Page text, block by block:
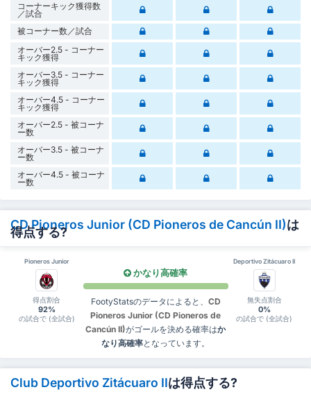
コーナーキック獲得数
／試合
被コーナー数／試合
オーバー2.5 - コーナー
キック獲得
オーバー3.5 - コーナー
キック獲得
オーバー4.5 - コーナー
キック獲得
オーバー2.5 - 被コーナ
ー数
オーバー3.5 - 被コーナ
ー数
オーバー4.5 - 被コーナ
ー数
CD Pioneros Junior (CD Pioneros de Cancún II)は
得点する?
Pioneros Junior Deportivo Zitácuaro II
得点割合
92%
の試合で (全試合)
かなり高確率
FootyStatsのデータによると、 CD
Pioneros Junior (CD Pioneros de
Cancún II)がゴールを決める確率はか
なり高確率となっています。
無失点割合
0%
の試合で (全試合)
Club Deportivo Zitácuaro IIは得点する?